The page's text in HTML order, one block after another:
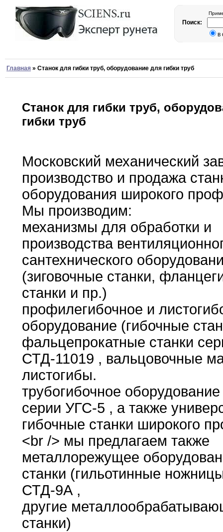
Поиск:
в
Главная » Станок для гибки труб, оборудование для гибки труб
Станок для гибки труб,
гибки труб
Московский механический
производство и продажа
оборудования широкого
Мы производим:
механизмы для обработки и
производства
сантехнического
(зиговочные станки,
станки и пр.)
профилегибочное и
оборудование (гибочные
фальцепрокатные станки
СТД-11019 , вальцовочные
листогибы.
трубогибочное оборудование
серии УГС-5 , а также
гибочные станки широкого
<br /> мы предлагаем также
металлорежущее
станки (гильотинные
СТД-9А ,
другие
станки)